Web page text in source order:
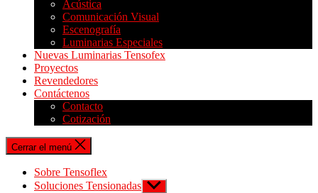
Acústica
Comunicación Visual
Escenografía
Luminarias Especiales
Nuevas Luminarias Tensofex
Proyectos
Revendedores
Contáctenos
Contacto
Cotización
Cerrar el menú
Sobre Tensoflex
Soluciones Tensionadas